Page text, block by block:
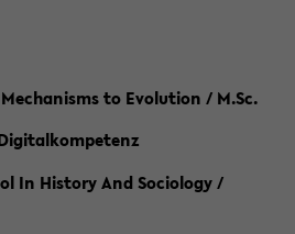
to Evolution / M.Sc.
In History And Sociology /